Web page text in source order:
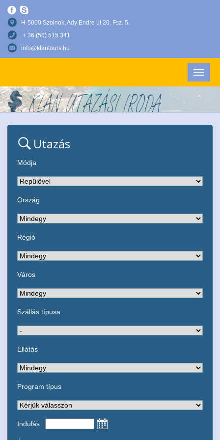
H-5000 Szolnok, Ady Endre út 20. Fsz. 5.
+ 36 (56) 515 341
info@klantours.hu
Utazás
Módja
Ország
Régió
Város
Szállás típusa
Ellátás
Program típus
Indulás